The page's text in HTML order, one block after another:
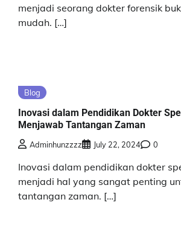
menjadi seorang dokter forensik
mudah. […]
Blog
Inovasi dalam Pendidikan Dokter
Menjawab Tantangan Zaman
Adminhunzzzz July 22, 2024 0
Inovasi dalam pendidikan dokter
menjadi hal yang sangat penting
tantangan zaman. […]